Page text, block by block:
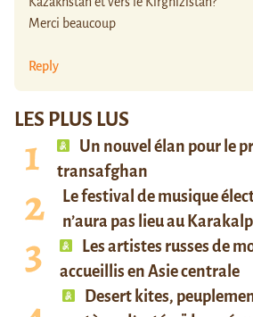
LES PLUS LUS
Un nouvel élan pour le
transafghan
Le festival de musique
n’aura pas lieu au
Les artistes russes de
accueillis en Asie centrale
Desert kites,
Merci beaucoup
Reply